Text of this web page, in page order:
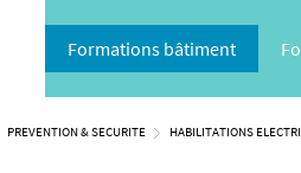
Formations bâtiment
PREVENTION & SECURITE HABILITATIONS